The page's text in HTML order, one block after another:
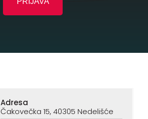
Adresa
Čakovečka 15, 40305 Nedelišće